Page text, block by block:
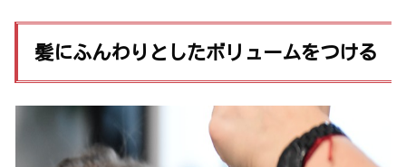
髪にふんわりとしたボリュームをつける